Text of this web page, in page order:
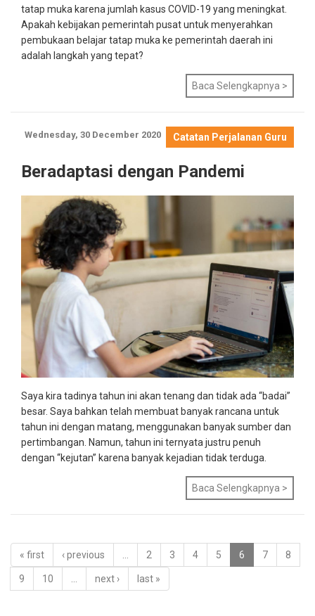
tatap muka karena jumlah kasus COVID-19 yang meningkat.
Apakah kebijakan pemerintah pusat untuk menyerahkan
pembukaan belajar tatap muka ke pemerintah daerah ini
adalah langkah yang tepat?
Baca Selengkapnya >
Catatan Perjalanan Guru
Wednesday, 30 December 2020
Beradaptasi dengan Pandemi
Saya kira tadinya tahun ini akan tenang dan tidak ada “badai”
besar. Saya bahkan telah membuat banyak rancana untuk
tahun ini dengan matang, menggunakan banyak sumber dan
pertimbangan. Namun, tahun ini ternyata justru penuh
dengan “kejutan” karena banyak kejadian tidak terduga.
Baca Selengkapnya >
« first ‹ previous 2 3 4 5 6 7 8
9 10 next › last »